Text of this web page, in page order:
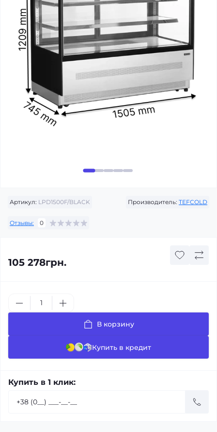
Артикул: LPD1500F/BLACK Производитель: TEFCOLD
Отзывы: 0
105 278грн.
В корзину
Купить в кредит
Купить в 1 клик: